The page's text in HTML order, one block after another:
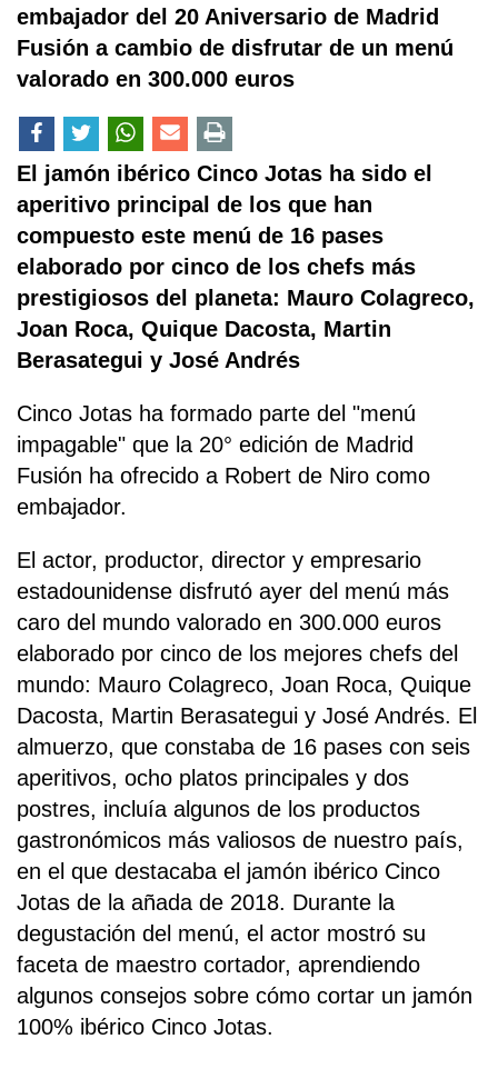
embajador del 20 Aniversario de Madrid
Fusión a cambio de disfrutar de un menú
valorado en 300.000 euros
El jamón ibérico Cinco Jotas ha sido el
aperitivo principal de los que han
compuesto este menú de 16 pases
elaborado por cinco de los chefs más
prestigiosos del planeta: Mauro Colagreco,
Joan Roca, Quique Dacosta, Martin
Berasategui y José Andrés
Cinco Jotas ha formado parte del "menú
impagable" que la 20° edición de Madrid
Fusión ha ofrecido a Robert de Niro como
embajador.
El actor, productor, director y empresario
estadounidense disfrutó ayer del menú más
caro del mundo valorado en 300.000 euros
elaborado por cinco de los mejores chefs del
mundo: Mauro Colagreco, Joan Roca, Quique
Dacosta, Martin Berasategui y José Andrés. El
almuerzo, que constaba de 16 pases con seis
aperitivos, ocho platos principales y dos
postres, incluía algunos de los productos
gastronómicos más valiosos de nuestro país,
en el que destacaba el jamón ibérico Cinco
Jotas de la añada de 2018. Durante la
degustación del menú, el actor mostró su
faceta de maestro cortador, aprendiendo
algunos consejos sobre cómo cortar un jamón
100% ibérico Cinco Jotas.